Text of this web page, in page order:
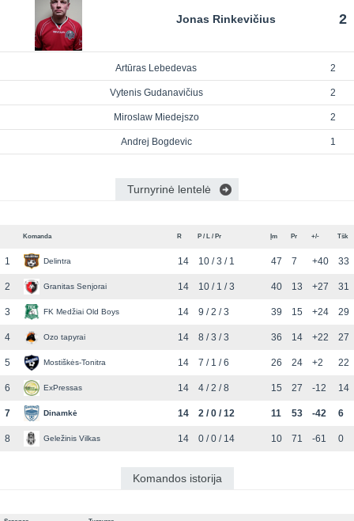
Jonas Rinkevičius 2
Artūras Lebedevas 2
Vytenis Gudanavičius 2
Miroslaw Miedejszo 2
Andrej Bogdevic 1
Turnyrinė lentelė
Komanda R P / L / Pr Įm Pr +/- Tšk
1 Delintra 14 10 / 3 / 1 47 7 +40 33
2 Granitas Senjorai 14 10 / 1 / 3 40 13 +27 31
3 FK Medžiai Old Boys 14 9 / 2 / 3 39 15 +24 29
4 Ozo tapyrai 14 8 / 3 / 3 36 14 +22 27
5 Mostiškės-Tonitra 14 7 / 1 / 6 26 24 +2 22
6 ExPressas 14 4 / 2 / 8 15 27 -12 14
7 Dinamkė 14 2 / 0 / 12 11 53 -42 6
8 Geležinis Vilkas 14 0 / 0 / 14 10 71 -61 0
Komandos istorija